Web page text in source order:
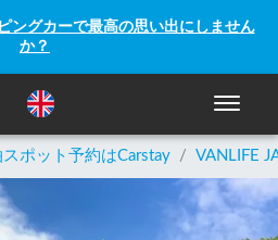
ングカーで最高の思い出にしません
か？
ナビゲ
ポット予約はCarstay / VANLIFE